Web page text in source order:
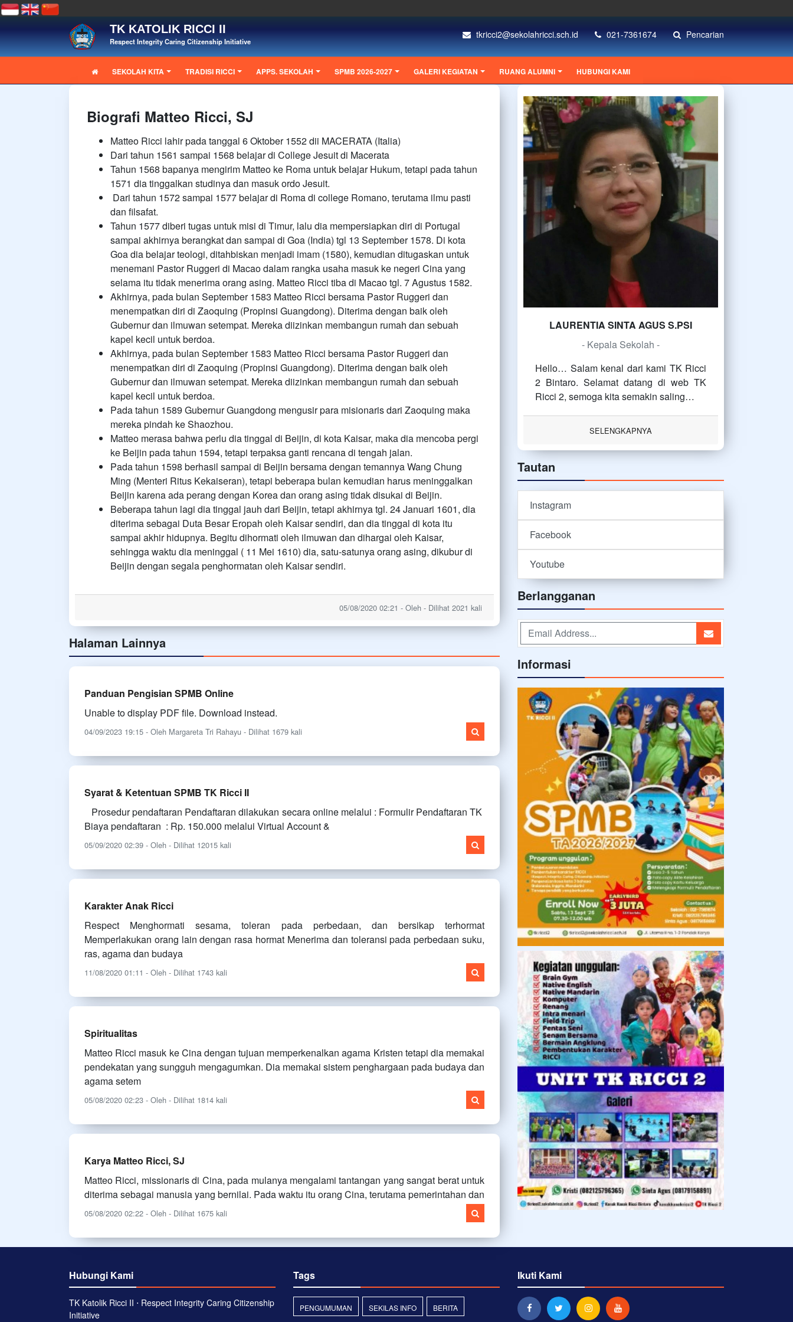
TK KATOLIK RICCI II
Respect Integrity Caring Citizenship Initiative
tkricci2@sekolahricci.sch.id 021-7361674 Pencarian
SEKOLAH KITA TRADISI RICCI APPS. SEKOLAH SPMB 2026-2027 GALERI KEGIATAN RUANG ALUMNI HUBUNGI KAMI
Biografi Matteo Ricci, SJ
Matteo Ricci lahir pada tanggal 6 Oktober 1552 dii MACERATA (Italia)
Dari tahun 1561 sampai 1568 belajar di College Jesuit di Macerata
Tahun 1568 bapanya mengirim Matteo ke Roma untuk belajar Hukum, tetapi pada tahun
1571 dia tinggalkan studinya dan masuk ordo Jesuit.
Dari tahun 1572 sampai 1577 belajar di Roma di college Romano, terutama ilmu pasti
dan filsafat.
Tahun 1577 diberi tugas untuk misi di Timur, lalu dia mempersiapkan diri di Portugal
sampai akhirnya berangkat dan sampai di Goa (India) tgl 13 September 1578. Di kota
Goa dia belajar teologi, ditahbiskan menjadi imam (1580), kemudian ditugaskan untuk
menemani Pastor Ruggeri di Macao dalam rangka usaha masuk ke negeri Cina yang
selama itu tidak menerima orang asing. Matteo Ricci tiba di Macao tgl. 7 Agustus 1582.
Akhirnya, pada bulan September 1583 Matteo Ricci bersama Pastor Ruggeri dan
menempatkan diri di Zaoquing (Propinsi Guangdong). Diterima dengan baik oleh
Gubernur dan ilmuwan setempat. Mereka diizinkan membangun rumah dan sebuah
kapel kecil untuk berdoa.
Akhirnya, pada bulan September 1583 Matteo Ricci bersama Pastor Ruggeri dan
menempatkan diri di Zaoquing (Propinsi Guangdong). Diterima dengan baik oleh
Gubernur dan ilmuwan setempat. Mereka diizinkan membangun rumah dan sebuah
kapel kecil untuk berdoa.
Pada tahun 1589 Gubernur Guangdong mengusir para misionaris dari Zaoquing maka
mereka pindah ke Shaozhou.
Matteo merasa bahwa perlu dia tinggal di Beijin, di kota Kaisar, maka dia mencoba pergi
ke Beijin pada tahun 1594, tetapi terpaksa ganti rencana di tengah jalan.
Pada tahun 1598 berhasil sampai di Beijin bersama dengan temannya Wang Chung
Ming (Menteri Ritus Kekaiseran), tetapi beberapa bulan kemudian harus meninggalkan
Beijin karena ada perang dengan Korea dan orang asing tidak disukai di Beijin.
Beberapa tahun lagi dia tinggal jauh dari Beijin, tetapi akhirnya tgl. 24 Januari 1601, dia
diterima sebagai Duta Besar Eropah oleh Kaisar sendiri, dan dia tinggal di kota itu
sampai akhir hidupnya. Begitu dihormati oleh ilmuwan dan dihargai oleh Kaisar,
sehingga waktu dia meninggal ( 11 Mei 1610) dia, satu-satunya orang asing, dikubur di
Beijin dengan segala penghormatan oleh Kaisar sendiri.
05/08/2020 02:21 - Oleh - Dilihat 2021 kali
Halaman Lainnya
Panduan Pengisian SPMB Online
Unable to display PDF file. Download instead.
04/09/2023 19:15 - Oleh Margareta Tri Rahayu - Dilihat 1679 kali
Syarat & Ketentuan SPMB TK Ricci II
Prosedur pendaftaran Pendaftaran dilakukan secara online melalui : Formulir Pendaftaran TK
Biaya pendaftaran : Rp. 150.000 melalui Virtual Account &
05/09/2020 02:39 - Oleh - Dilihat 12015 kali
Karakter Anak Ricci
Respect Menghormati sesama, toleran pada perbedaan, dan bersikap terhormat
Memperlakukan orang lain dengan rasa hormat Menerima dan toleransi pada perbedaan suku,
ras, agama dan budaya
11/08/2020 01:11 - Oleh - Dilihat 1743 kali
Spiritualitas
Matteo Ricci masuk ke Cina dengan tujuan memperkenalkan agama Kristen tetapi dia memakai
pendekatan yang sungguh mengagumkan. Dia memakai sistem penghargaan pada budaya dan
agama setem
05/08/2020 02:23 - Oleh - Dilihat 1814 kali
Karya Matteo Ricci, SJ
Matteo Ricci, missionaris di Cina, pada mulanya mengalami tantangan yang sangat berat untuk
diterima sebagai manusia yang bernilai. Pada waktu itu orang Cina, terutama pemerintahan dan
05/08/2020 02:22 - Oleh - Dilihat 1675 kali
LAURENTIA SINTA AGUS S.PSI
- Kepala Sekolah -
Hello… Salam kenal dari kami TK Ricci
2 Bintaro. Selamat datang di web TK
Ricci 2, semoga kita semakin saling…
SELENGKAPNYA
Tautan
Instagram
Facebook
Youtube
Berlangganan
Informasi
Hubungi Kami
TK Katolik Ricci II ⋅ Respect Integrity Caring Citizenship
Initiative
Tags
PENGUMUMAN SEKILAS INFO BERITA
Ikuti Kami